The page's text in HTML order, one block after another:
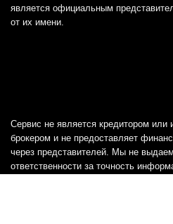
является официальным
от их имени.
Сервис не является кредитором или
брокером и не предоставляет
через представителей. Мы не
ответственности за точность